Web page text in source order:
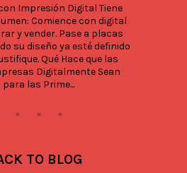
Impresión Digital Tiene
Comience con digital
y vender. Pase a placas
su diseño ya esté definido
Qué Hace que las
Digitalmente Sean
para las Prime...
TO BLOG